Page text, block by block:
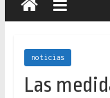
noticias
Las